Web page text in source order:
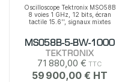
Oscilloscope Tektronix MSO58B
8 voies 1 GHz, 12 bits, écran
tactile 15.6'', signaux mixtes
MSO58B-5-BW-1000
TEKTRONIX
71 880,00 €
59 900,00 €